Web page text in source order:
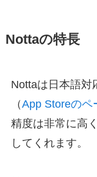
Nottaの特長
Nottaは日本語対
（App Storeのペ
精度は非常に高
してくれます。